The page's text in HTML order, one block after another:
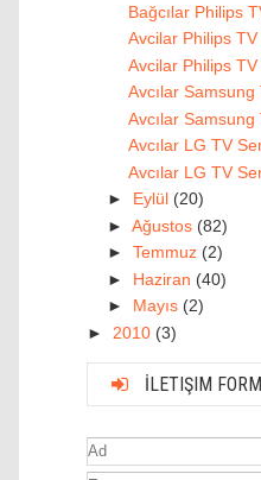
Bağcılar Philips
Avcilar Philips
Avcilar Philips
Avcılar
Avcılar
Avcılar LG TV
Avcılar LG TV
► Eylül (20)
► Ağustos (82)
► Temmuz (2)
► Haziran (40)
► Mayıs (2)
► 2010 (3)
İLETIŞIM